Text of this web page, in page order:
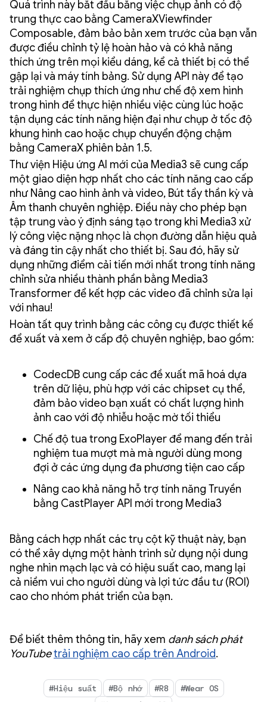
Quá trình này bắt đầu bằng việc chụp ảnh có độ
trung thực cao bằng CameraXViewfinder
Composable, đảm bảo bản xem trước của bạn vẫn
được điều chỉnh tỷ lệ hoàn hảo và có khả năng
thích ứng trên mọi kiểu dáng, kể cả thiết bị có thể
gập lại và máy tính bảng. Sử dụng API này để tạo
trải nghiệm chụp thích ứng như chế độ xem hình
trong hình để thực hiện nhiều việc cùng lúc hoặc
tận dụng các tính năng hiện đại như chụp ở tốc độ
khung hình cao hoặc chụp chuyển động chậm
bằng CameraX phiên bản 1.5.
Thư viện Hiệu ứng AI mới của Media3 sẽ cung cấp
một giao diện hợp nhất cho các tính năng cao cấp
như Nâng cao hình ảnh và video, Bút tẩy thần kỳ và
Âm thanh chuyên nghiệp. Điều này cho phép bạn
tập trung vào ý định sáng tạo trong khi Media3 xử
lý công việc nặng nhọc là chọn đường dẫn hiệu quả
và đáng tin cậy nhất cho thiết bị. Sau đó, hãy sử
dụng những điểm cải tiến mới nhất trong tính năng
chỉnh sửa nhiều thành phần bằng Media3
Transformer để kết hợp các video đã chỉnh sửa lại
với nhau!
Hoàn tất quy trình bằng các công cụ được thiết kế
để xuất và xem ở cấp độ chuyên nghiệp, bao gồm:
CodecDB cung cấp các đề xuất mã hoá dựa
trên dữ liệu, phù hợp với các chipset cụ thể,
đảm bảo video bạn xuất có chất lượng hình
ảnh cao với độ nhiễu hoặc mờ tối thiểu
Chế độ tua trong ExoPlayer để mang đến trải
nghiệm tua mượt mà mà người dùng mong
đợi ở các ứng dụng đa phương tiện cao cấp
Nâng cao khả năng hỗ trợ tính năng Truyền
bằng CastPlayer API mới trong Media3
Bằng cách hợp nhất các trụ cột kỹ thuật này, bạn
có thể xây dựng một hành trình sử dụng nội dung
nghe nhìn mạch lạc và có hiệu suất cao, mang lại
cả niềm vui cho người dùng và lợi tức đầu tư (ROI)
cao cho nhóm phát triển của bạn.
Để biết thêm thông tin, hãy xem danh sách phát
YouTubetrải nghiệm cao cấp trên Android.
#Hiệu suất #Bộ nhớ #R8
#Wear OS